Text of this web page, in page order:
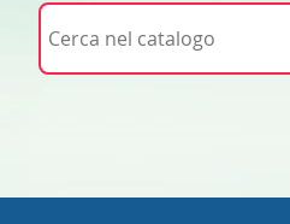
Cerca su "Cerca nel catalogo"